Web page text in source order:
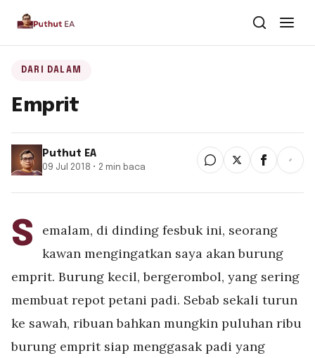
Dari Dalam
Dari Kawan
Buku
Tentang
Puthut EA
Situsweb
DARI DALAM
Emprit
Puthut EA
09 Jul 2018 • 2 min baca
S
emalam, di dinding fesbuk ini, seorang
kawan mengingatkan saya akan burung
emprit. Burung kecil, bergerombol, yang sering
membuat repot petani padi. Sebab sekali turun
ke sawah, ribuan bahkan mungkin puluhan ribu
burung emprit siap menggasak padi yang